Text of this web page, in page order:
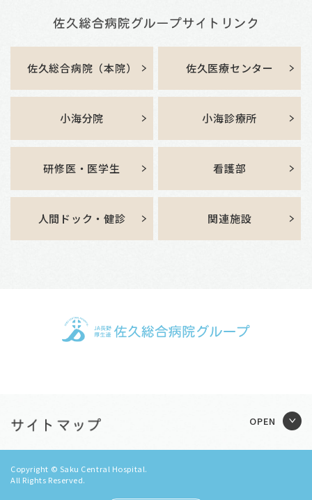
佐久総合病院（本院） 佐久医療センター
小海分院 小海診療所
研修医・医学生 看護部
人間ドック・健診 関連施設
Copyright © Saku Central Hospital.
All Rights Reserved.